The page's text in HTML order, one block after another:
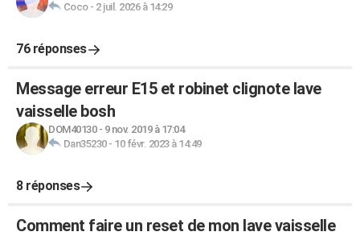
Coco- 2 juil. 2026 à 14:29
76 réponses
Message erreur E15 et robinet clignote lave
vaisselle bosh
DOM40130- 9 nov. 2019 à 17:04
Dan35230- 10 févr. 2023 à 14:49
8 réponses
Comment faire un reset de mon lave vaisselle